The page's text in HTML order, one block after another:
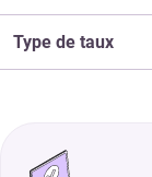
Type de taux